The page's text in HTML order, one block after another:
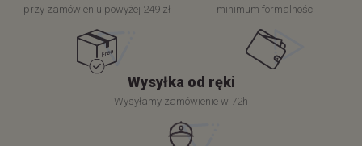
przy zamówieniu powyżej 249 zł minimum formalności
Wysyłka od ręki
Wysyłamy zamówienie w 72h